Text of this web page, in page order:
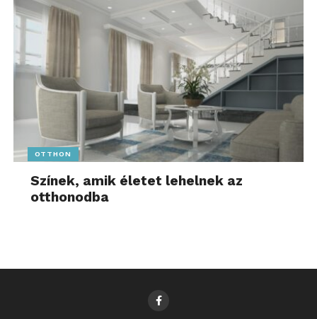
OTTHON
Színek, amik életet lehelnek az
otthonodba